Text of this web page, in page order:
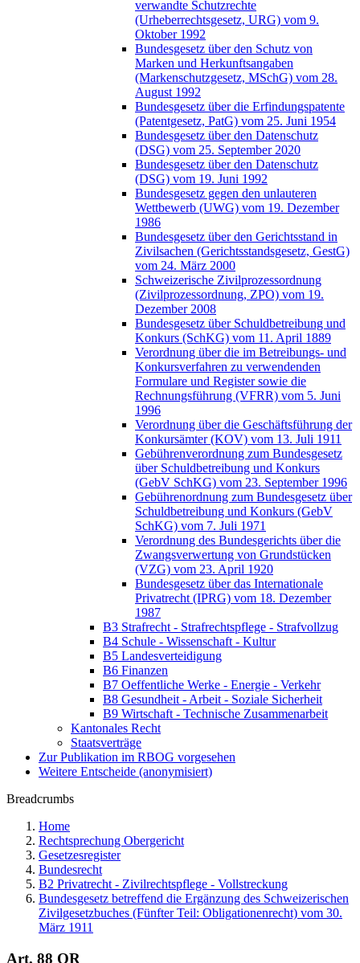
verwandte Schutzrechte
(Urheberrechtsgesetz, URG) vom 9.
Oktober 1992
Bundesgesetz über den Schutz von
Marken und Herkunftsangaben
(Markenschutzgesetz, MSchG) vom 28.
August 1992
Bundesgesetz über die Erfindungspatente
(Patentgesetz, PatG) vom 25. Juni 1954
Bundesgesetz über den Datenschutz
(DSG) vom 25. September 2020
Bundesgesetz über den Datenschutz
(DSG) vom 19. Juni 1992
Bundesgesetz gegen den unlauteren
Wettbewerb (UWG) vom 19. Dezember
1986
Bundesgesetz über den Gerichtsstand in
Zivilsachen (Gerichtsstandsgesetz, GestG)
vom 24. März 2000
Schweizerische Zivilprozessordnung
(Zivilprozessordnung, ZPO) vom 19.
Dezember 2008
Bundesgesetz über Schuldbetreibung und
Konkurs (SchKG) vom 11. April 1889
Verordnung über die im Betreibungs- und
Konkursverfahren zu verwendenden
Formulare und Register sowie die
Rechnungsführung (VFRR) vom 5. Juni
1996
Verordnung über die Geschäftsführung der
Konkursämter (KOV) vom 13. Juli 1911
Gebührenverordnung zum Bundesgesetz
über Schuldbetreibung und Konkurs
(GebV SchKG) vom 23. September 1996
Gebührenordnung zum Bundesgesetz über
Schuldbetreibung und Konkurs (GebV
SchKG) vom 7. Juli 1971
Verordnung des Bundesgerichts über die
Zwangsverwertung von Grundstücken
(VZG) vom 23. April 1920
Bundesgesetz über das Internationale
Privatrecht (IPRG) vom 18. Dezember
1987
B3 Strafrecht - Strafrechtspflege - Strafvollzug
B4 Schule - Wissenschaft - Kultur
B5 Landesverteidigung
B6 Finanzen
B7 Oeffentliche Werke - Energie - Verkehr
B8 Gesundheit - Arbeit - Soziale Sicherheit
B9 Wirtschaft - Technische Zusammenarbeit
Kantonales Recht
Staatsverträge
Zur Publikation im RBOG vorgesehen
Weitere Entscheide (anonymisiert)
Breadcrumbs
Home
Rechtsprechung Obergericht
Gesetzesregister
Bundesrecht
B2 Privatrecht - Zivilrechtspflege - Vollstreckung
Bundesgesetz betreffend die Ergänzung des Schweizerischen
Zivilgesetzbuches (Fünfter Teil: Obligationenrecht) vom 30.
März 1911
Art. 88 OR